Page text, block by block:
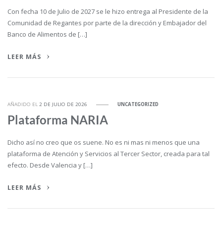
Con fecha 10 de Julio de 2027 se le hizo entrega al Presidente de la
Comunidad de Regantes por parte de la dirección y Embajador del
Banco de Alimentos de […]
LEER MÁS
AÑADIDO EL2 DE JULIO DE 2026 UNCATEGORIZED
Plataforma NARIA
Dicho así no creo que os suene. No es ni mas ni menos que una
plataforma de Atención y Servicios al Tercer Sector, creada para tal
efecto. Desde Valencia y […]
LEER MÁS